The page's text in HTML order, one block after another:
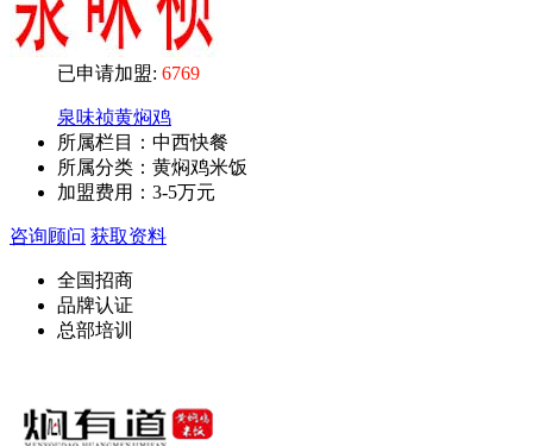
已申请加盟: 6769
泉味祯黄焖鸡
所属栏目：中西快餐
所属分类：黄焖鸡米饭
加盟费用： 3-5万元
咨询顾问 获取资料
全国招商
品牌认证
总部培训